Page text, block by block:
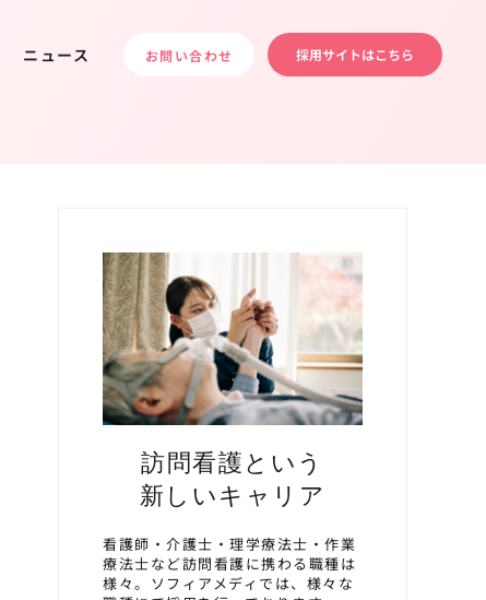
ニュース お問い合わせ 採用サイトはこちら
訪問看護という
新しいキャリア
看護師・介護士・理学療法士・作業
療法士など訪問看護に携わる職種は
様々。ソフィアメディでは、様々な